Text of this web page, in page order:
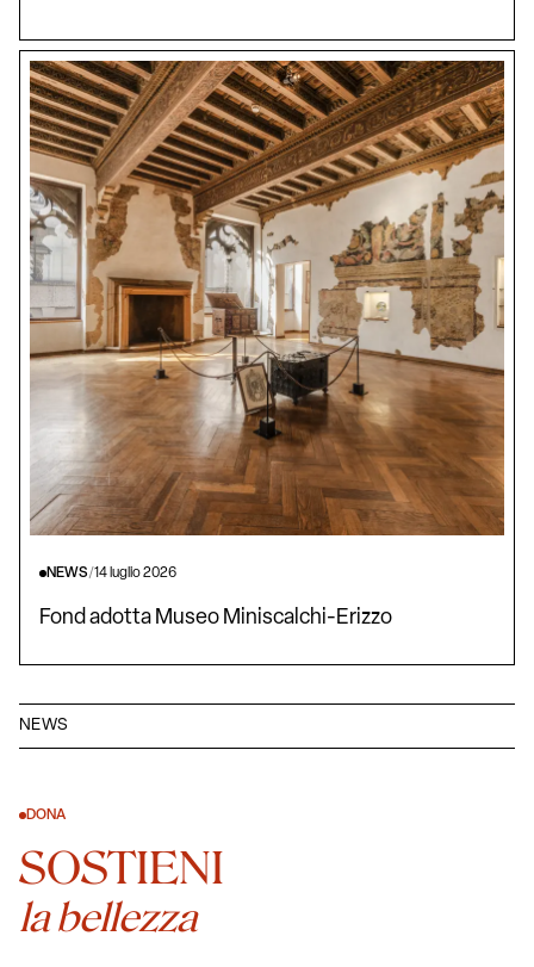
NEWS
NEWS/14 luglio 2026
Fond adotta Museo Miniscalchi-Erizzo
DONA
SOSTIENI
la bellezza